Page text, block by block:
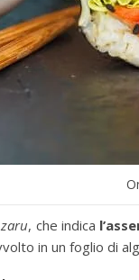
zaru, che indica
in un foglio di